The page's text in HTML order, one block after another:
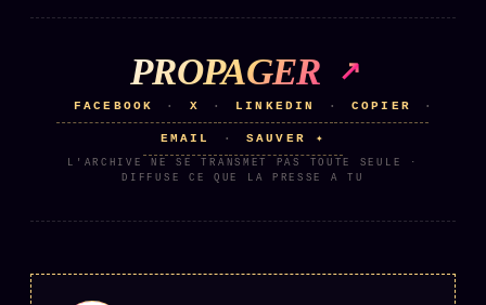
Manifeste pricing
Se connecter
PROPAGER
FACEBOOK · X · LINKEDIN · COPIER ·
EMAIL · SAUVER ✦
L'ARCHIVE NE SE TRANSMET PAS TOUTE SEULE ·
DIFFUSE CE QUE LA PRESSE A TU